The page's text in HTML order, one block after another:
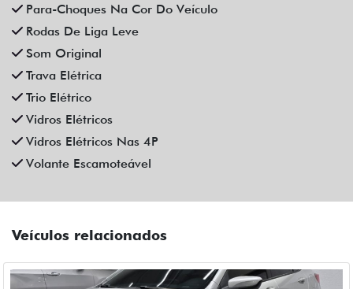
CHEVROLET
44.000 km
Mais informações